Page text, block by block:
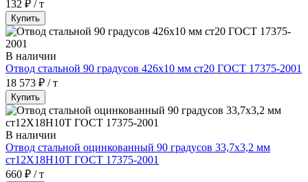
132 ₽ / т
Купить
В наличии
Отвод стальной 90 градусов 426х10 мм ст20 ГОСТ 17375-2001
18 573 ₽ / т
Купить
В наличии
Отвод стальной оцинкованный 90 градусов 33,7х3,2 мм
ст12Х18Н10Т ГОСТ 17375-2001
660 ₽ / т